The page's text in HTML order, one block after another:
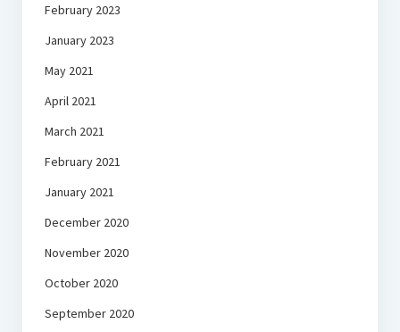
February 2023
January 2023
May 2021
April 2021
March 2021
February 2021
January 2021
December 2020
November 2020
October 2020
September 2020